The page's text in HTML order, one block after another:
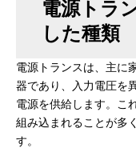
電源トラ
した種類
電源トランスは、主に
器であり、入力電圧を
電源を供給します。こ
組み込まれることが多
す。